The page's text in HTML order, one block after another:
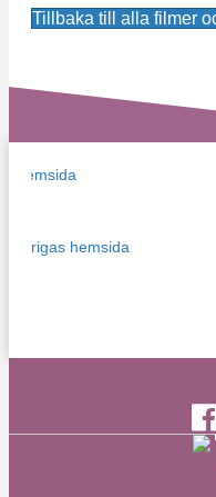
Tillbaka till alla filmer